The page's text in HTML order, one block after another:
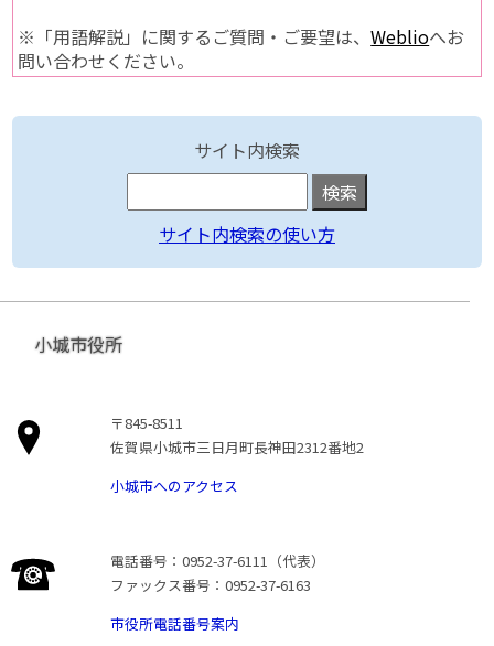
※「用語解説」に関するご質問・ご要望は、Weblioへお
問い合わせください。
サイト内検索
サイト内検索の使い方
小城市役所
〒845-8511
佐賀県小城市三日月町長神田2312番地2
小城市へのアクセス
電話番号：0952-37-6111（代表）
ファックス番号：0952-37-6163
市役所電話番号案内